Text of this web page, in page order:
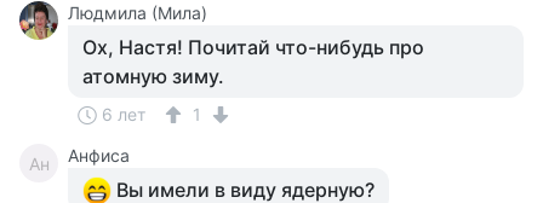
Людмила (Мила)
Ох, Настя! Почитай что-нибудь про
атомную зиму.
6 лет 1
Ан Анфиса
Вы имели в виду ядерную?